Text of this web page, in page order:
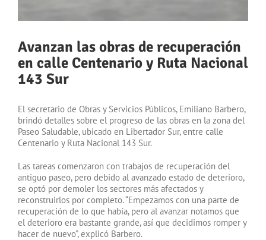
Avanzan las obras de recuperación
en calle Centenario y Ruta Nacional
143 Sur
El secretario de Obras y Servicios Públicos, Emiliano Barbero,
brindó detalles sobre el progreso de las obras en la zona del
Paseo Saludable, ubicado en Libertador Sur, entre calle
Centenario y Ruta Nacional 143 Sur.
Las tareas comenzaron con trabajos de recuperación del
antiguo paseo, pero debido al avanzado estado de deterioro,
se optó por demoler los sectores más afectados y
reconstruirlos por completo. “Empezamos con una parte de
recuperación de lo que había, pero al avanzar notamos que
el deterioro era bastante grande, así que decidimos romper y
hacer de nuevo”, explicó Barbero.